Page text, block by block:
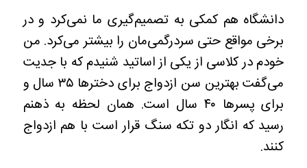
دانشگاه هم کمکی به تصمیم‌گیری ما نمی‌کرد و در
برخی مواقع حتی سردرگمی‌مان را بیشتر می‌کرد. من
خودم در کلاسی از یکی از اساتید شنیدم که با جدیت
می‌گفت بهترین سن ازدواج برای دخترها ۳۵ سال و
برای پسرها ۴۰ سال است. همان لحظه به ذهنم
رسید که انگار دو تکه سنگ قرار است با هم ازدواج
کنند.